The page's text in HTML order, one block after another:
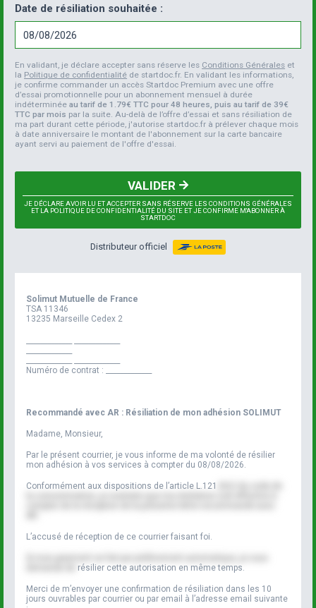
Date de résiliation souhaitée :
En validant, je déclare accepter sans réserve les Conditions Générales et
la Politique de confidentialité de startdoc.fr. En validant les informations,
je confirme commander un accès Startdoc Premium avec une offre
d’essai promotionnelle pour un abonnement mensuel à durée
indéterminéeau tarif de 1.79€ TTC pour 48 heures, puis au tarif de 39€
TTC par mois par la suite. Au-delà de l’offre d’essai et sans résiliation de
ma part durant cette période, j'autorise startdoc.fr à prélever chaque mois
à date anniversaire le montant de l'abonnement sur la carte bancaire
ayant servi au paiement de l'offre d'essai.
JE DÉCLARE AVOIR LU ET ACCEPTER SANS RÉSERVE LES CONDITIONS GÉNÉRALES
ET LA POLITIQUE DE CONFIDENTIALITÉ DU SITE ET JE CONFIRME M'ABONNER À
STARTDOC
VALIDER
Distributeur officiel
Solimut Mutuelle de France
TSA 11346
13235 Marseille Cedex 2
Numéro de contrat :
Recommandé avec AR : Résiliation de mon adhésion SOLIMUT
Madame, Monsieur,
Par le présent courrier, je vous informe de ma volonté de résilier
mon adhésion à vos services à compter du 08/08/2026.
Conformément aux dispositions de l’article L.121
L’accusé de réception de ce courrier faisant foi.
résilier cette autorisation en même temps.
Merci de m’envoyer une confirmation de résiliation dans les 10
jours ouvrables par courrier ou par email à l’adresse email suivante